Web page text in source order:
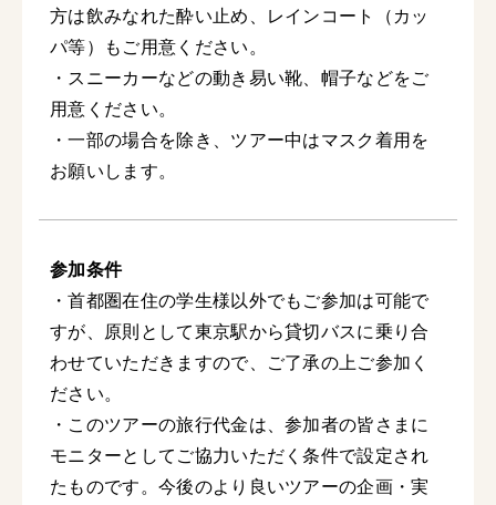
方は飲みなれた酔い止め、レインコート（カッ
パ等）もご用意ください。
・スニーカーなどの動き易い靴、帽子などをご
用意ください。
・一部の場合を除き、ツアー中はマスク着用を
お願いします。
参加条件
・首都圏在住の学生様以外でもご参加は可能で
すが、原則として東京駅から貸切バスに乗り合
わせていただきますので、ご了承の上ご参加く
ださい。
・このツアーの旅行代金は、参加者の皆さまに
モニターとしてご協力いただく条件で設定され
たものです。今後のより良いツアーの企画・実